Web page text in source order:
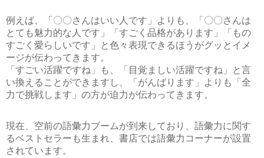
例えば、「〇〇さんはいい人です」よりも、「〇〇さんは
とても魅力的な人です」「すごく品格があります」「もの
すごく愛らしいです」と色々表現できるほうがグッとイメ
ージが伝わってきます。
「すごい活躍ですね」も、「目覚ましい活躍ですね」と言
い換えることができますし、「がんばります」よりも「全
力で挑戦します」の方が迫力が伝わってきます。
現在、空前の語彙力ブームが到来しており、語彙力に関す
るベストセラーも生まれ、書店では語彙力コーナーが設置
されています。